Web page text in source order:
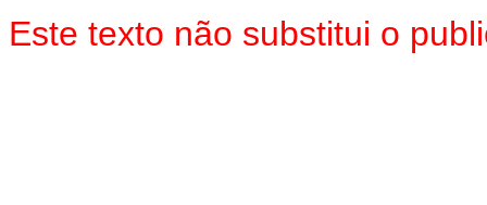
Este texto não substitui o